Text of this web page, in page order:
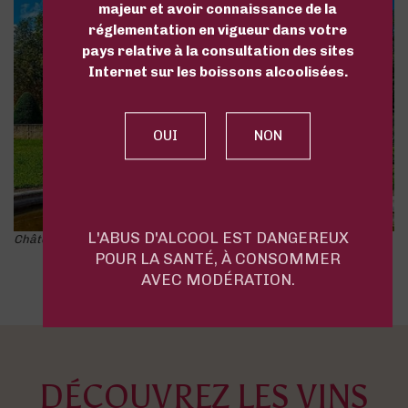
Château de Viella, AOC Madiran et Pacherenc du Vic Bilh
DÉCOUVREZ LES VINS
majeur et avoir connaissance de la
réglementation en vigueur dans votre
pays relative à la consultation des sites
Internet sur les boissons alcoolisées.
L'ABUS D'ALCOOL EST DANGEREUX
POUR LA SANTÉ, À CONSOMMER
AVEC MODÉRATION.